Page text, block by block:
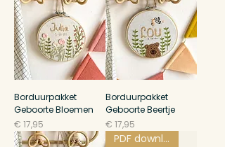
Borduurpakket
Geboorte Bloemen
Prijs
€ 17,95
Borduurpakket
Geboorte Beertje
Prijs
€ 17,95
PDF download